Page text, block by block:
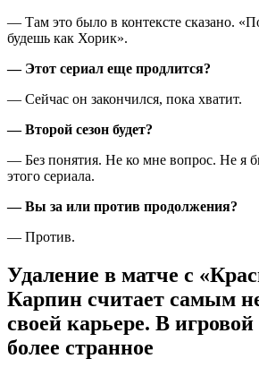
— Там это было в контексте сказано.
будешь как Хорик».
— Этот сериал еще продлится?
— Сейчас он закончился, пока хватит.
— Второй сезон будет?
— Без понятия. Не ко мне вопрос. Не я
этого сериала.
— Вы за или против продолжения?
— Против.
Удаление в матче с
Карпин считает самым
своей карьере. В
более странное